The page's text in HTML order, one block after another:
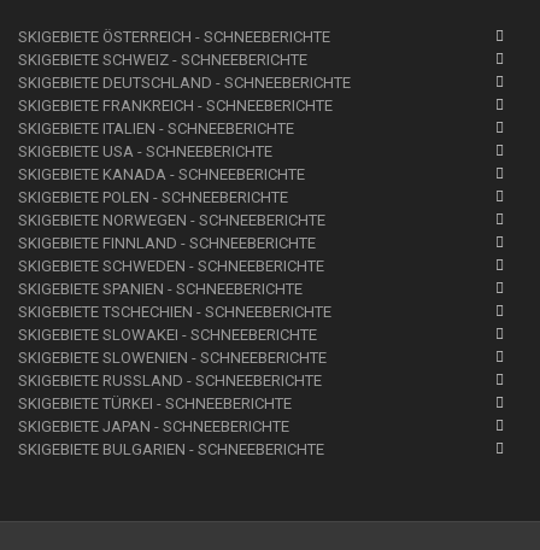
SKIGEBIETE ÖSTERREICH - SCHNEEBERICHTE
SKIGEBIETE SCHWEIZ - SCHNEEBERICHTE
SKIGEBIETE DEUTSCHLAND - SCHNEEBERICHTE
SKIGEBIETE FRANKREICH - SCHNEEBERICHTE
SKIGEBIETE ITALIEN - SCHNEEBERICHTE
SKIGEBIETE USA - SCHNEEBERICHTE
SKIGEBIETE KANADA - SCHNEEBERICHTE
SKIGEBIETE POLEN - SCHNEEBERICHTE
SKIGEBIETE NORWEGEN - SCHNEEBERICHTE
SKIGEBIETE FINNLAND - SCHNEEBERICHTE
SKIGEBIETE SCHWEDEN - SCHNEEBERICHTE
SKIGEBIETE SPANIEN - SCHNEEBERICHTE
SKIGEBIETE TSCHECHIEN - SCHNEEBERICHTE
SKIGEBIETE SLOWAKEI - SCHNEEBERICHTE
SKIGEBIETE SLOWENIEN - SCHNEEBERICHTE
SKIGEBIETE RUSSLAND - SCHNEEBERICHTE
SKIGEBIETE TÜRKEI - SCHNEEBERICHTE
SKIGEBIETE JAPAN - SCHNEEBERICHTE
SKIGEBIETE BULGARIEN - SCHNEEBERICHTE